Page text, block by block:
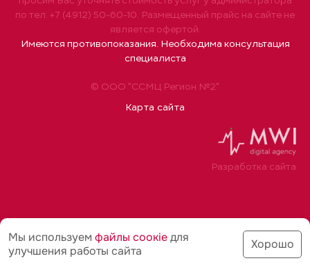
© ООО "ССМЦ Регион №2"
Карта сайта
по тел. +7 (4912) 50-60-10. Размещенный прайс на сайте не
является офертой.
Имеются противопоказания. Необходима консультация
специалиста
Разработка сайта
Мы используем файлы соoкіедля
улучшения работы сайта
Хорошо